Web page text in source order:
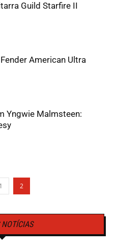
Guild Starfire II
American Ultra
Yngwie Malmsteen:
1 2